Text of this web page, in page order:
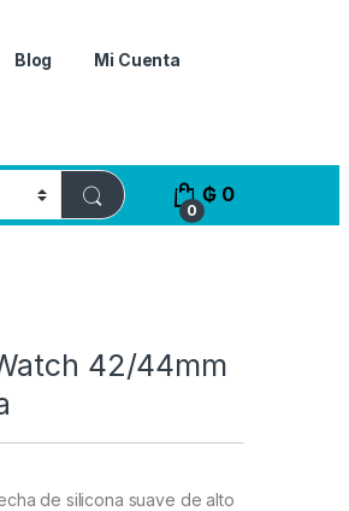
Blog Mi Cuenta
0
₲ 0
42/44mm
de silicona suave de alto